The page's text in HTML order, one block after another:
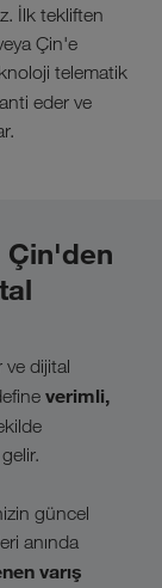
İlk tekliften
Çin'e
telematik
eder ve
Çin'den
ve dijital
verimli,
güncel
anında
varış